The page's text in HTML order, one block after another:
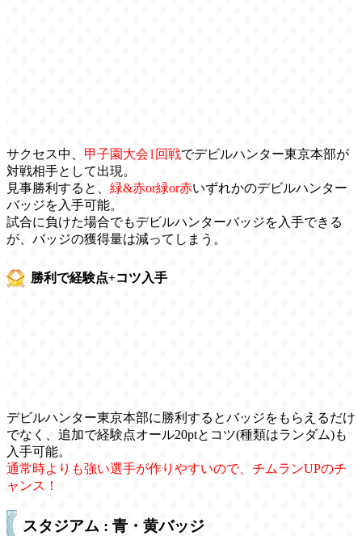
サクセス中、 甲子園大会1回戦でデビルハンター東京本部が
対戦相手として出現。
見事勝利すると、 緑&赤or緑or赤いずれかのデビルハンター
バッジを入手可能。
試合に負けた場合でもデビルハンターバッジを入手できる
が、バッジの獲得量は減ってしまう。
勝利で経験点+コツ入手
デビルハンター東京本部に勝利するとバッジをもらえるだけ
でなく、追加で経験点オール20ptとコツ(種類はランダム)も
入手可能。
通常時よりも強い選手が作りやすいので、チムランUPのチ
ャンス！
スタジアム : 青・黄バッジ